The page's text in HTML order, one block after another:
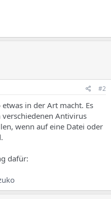
#2
in der Art macht. Es
Antivirus
wenn auf eine Datei oder
dafür: